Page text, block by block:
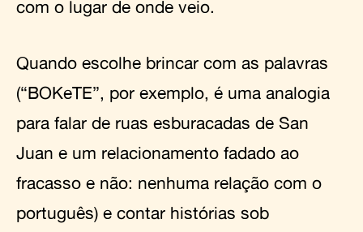
com o lugar de onde veio.
Quando escolhe brincar com as palavras
(“BOKeTE”, por exemplo, é uma analogia
para falar de ruas esburacadas de San
Juan e um relacionamento fadado ao
fracasso e não: nenhuma relação com o
português) e contar histórias sob